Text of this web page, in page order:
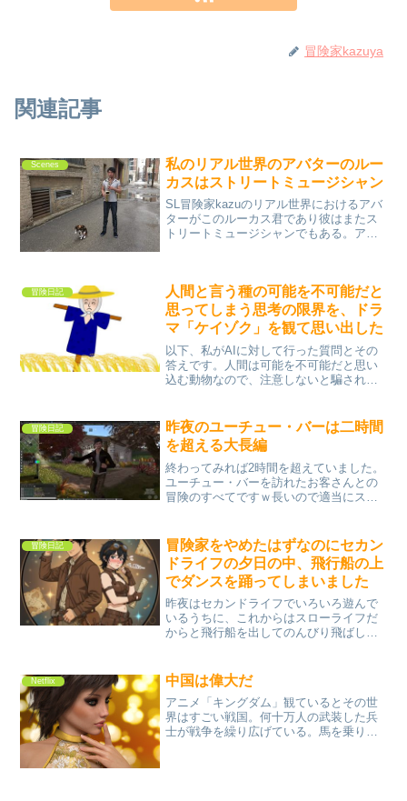
冒険家kazuya
関連記事
Scenes
私のリアル世界のアバターのルー
カスはストリートミュージシャン
SL冒険家kazuのリアル世界におけるアバ
ターがこのルーカス君であり彼はまたス
トリートミュージシャンでもある。アバ
冒険日記
人間と言う種の可能を不可能だと
思ってしまう思考の限界を、ドラ
マ「ケイゾク」を観て思い出した
以下、私がAIに対して行った質問とその
答えです。人間は可能を不可能だと思い
込む動物なので、注意しないと騙されて
ど、このドラマを観ていると、いやそん
なことあり得ないでしょ不...
冒険日記
昨夜のユーチュー・バーは二時間
を超える大長編
終わってみれば2時間を超えていました。
ユーチュー・バーを訪れたお客さんとの
冒険のすべてですｗ長いので適当にスキ
冒険日記
冒険家をやめたはずなのにセカン
ドライフの夕日の中、飛行船の上
でダンスを踊ってしまいました
昨夜はセカンドライフでいろいろ遊んで
いるうちに、これからはスローライフだ
からと飛行船を出してのんびり飛ばして
船の上で音楽をかけながら踊っていたら
気分が良くて、ユーチュー...
Netflix 中国は偉大だ
アニメ「キングダム」観ているとその世
界はすごい戦国。何十万人の武装した兵
士が戦争を繰り広げている。馬を乗りこ